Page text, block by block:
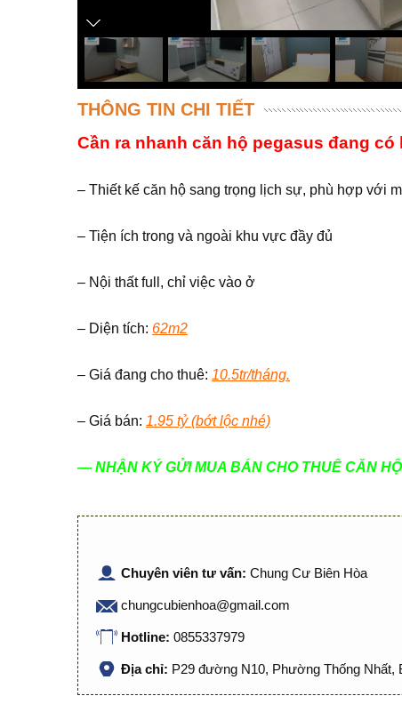
THÔNG TIN CHI TIẾT
Cần ra nhanh căn hộ pegasus đang
– Thiết kế căn hộ sang trọng lịch sự, phù hợp với
– Tiện ích trong và ngoài khu vực đầy đủ
– Nội thất full, chỉ việc vào ở
– Diện tích: 62m2
– Giá đang cho thuê: 10.5tr/tháng.
– Giá bán: 1.95 tỷ (bớt lộc nhé)
— NHẬN KÝ GỬI MUA BÁN CHO THUÊ CĂN
Chuyên viên tư vấn: Chung Cư Biên Hòa
chungcubienhoa@gmail.com
Hotline: 0855337979
Địa chỉ: P29 đường N10, Phường Thống Nhất,